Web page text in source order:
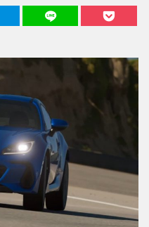
a
n